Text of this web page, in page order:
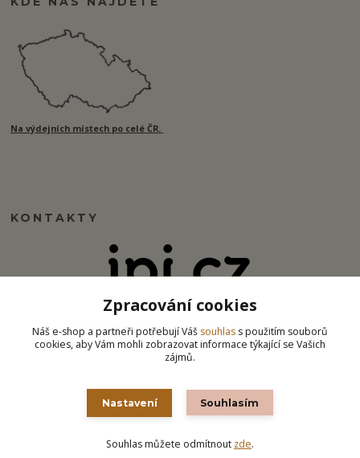
Na výdejních místech po celé ČR.
KONTAKTY
info@ipj.cz
Vytvořeno na Eshop-rychle.cz
Zpracování cookies
Náš e-shop a partneři potřebují Váš souhlas s použitím souborů
cookies, aby Vám mohli zobrazovat informace týkající se Vašich
zájmů.
Nastavení Souhlasím
Souhlas můžete odmítnout zde.